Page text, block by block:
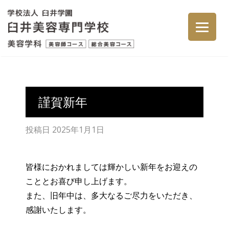
謹賀新年
投稿日 2025年1月1日
皆様におかれましては輝かしい新年をお迎えの
こととお喜び申し上げます。
また、旧年中は、多大なるご尽力をいただき、
感謝いたします。